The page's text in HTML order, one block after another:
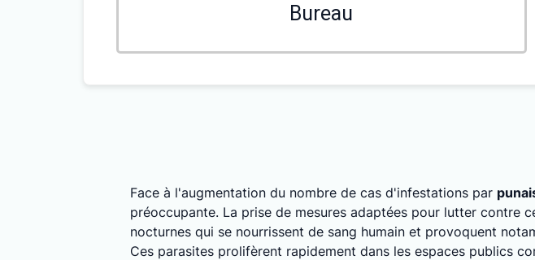
Bureau
Face à l'augmentation du nombre de cas d'infestations par
préoccupante. La prise de mesures adaptées pour lutter contre
nocturnes qui se nourrissent de sang humain et provoquent
Ces parasites prolifèrent rapidement dans les espaces publics